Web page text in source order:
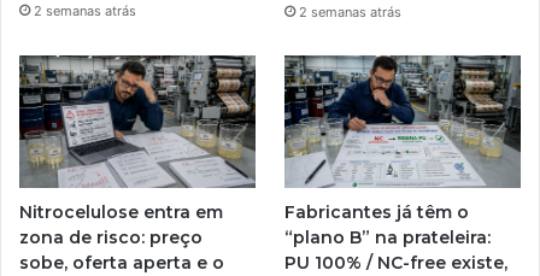
2 semanas atrás 2 semanas atrás
Nitrocelulose entra em
zona de risco: preço
sobe, oferta aperta e o
Fabricantes já têm o
“plano B” na prateleira:
PU 100% / NC-free existe,